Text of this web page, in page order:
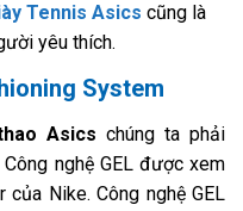
Tennis Asics cũng là
yêu thích.
System
Asics chúng ta phải
nghệ GEL được xem
Nike. Công nghệ GEL